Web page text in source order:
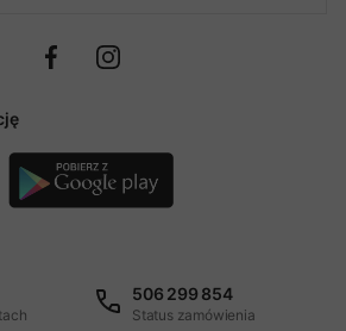
506 299 854
Status zamówienia